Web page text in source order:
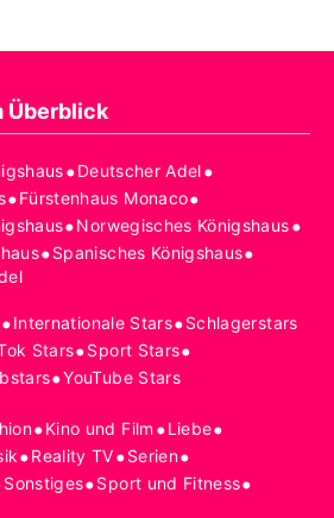
Überblick
•Deutscher Adel•
•Fürstenhaus Monaco•
•Norwegisches Königshaus•
•Spanisches Königshaus•
•Internationale Stars•Schlagerstars
Stars•Sport Stars•
•YouTube Stars
•Kino und Film •Liebe•
•Reality TV•Serien•
Sonstiges•Sport und Fitness•